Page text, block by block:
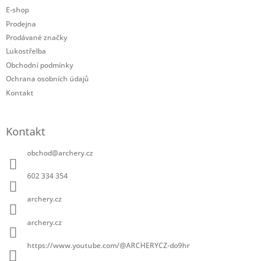
E-shop
Prodejna
Prodávané značky
Lukostřelba
Obchodní podmínky
Ochrana osobních údajů
Kontakt
Kontakt
obchod@archery.cz
602 334 354
archery.cz
archery.cz
https://www.youtube.com/@ARCHERYCZ-do9hr